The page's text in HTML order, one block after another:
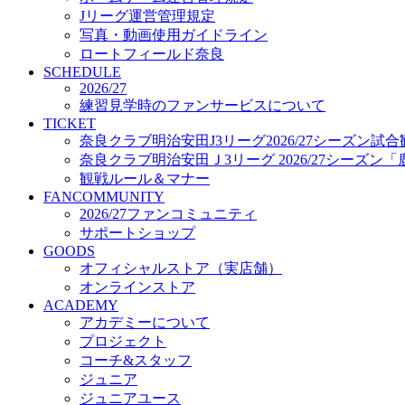
プロジェクト
コーチ&スタッフ
ジュニア
ジュニアユース
ユース
練習拠点（ナラディーア）
SCHOOL
CLUB
2026/27 パートナー企業
パートナー募集
クラブ理念
クラブ情報
サステナビリティ
Web制作支援
応援プロジェクト
Jリーグ運営管理規定
写真・動画使用ガイドライン
ロートフィールド奈良
SCHEDULE
2026/27
練習見学時のファンサービスについて
TICKET
奈良クラブ明治安田J3リーグ2026/27シーズン試合
奈良クラブ明治安田Ｊ3リーグ 2026/27シーズン「
観戦ルール＆マナー
FANCOMMUNITY
2026/27ファンコミュニティ
サポートショップ
GOODS
オフィシャルストア（実店舗）
オンラインストア
ACADEMY
アカデミーについて
プロジェクト
コーチ&スタッフ
ジュニア
ジュニアユース